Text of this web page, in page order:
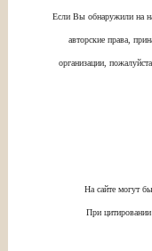
Если Вы обнаружили на
авторские права,
организации,
На сайте могут
При цитировании